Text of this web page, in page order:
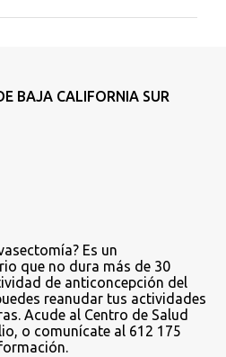
BAJA CALIFORNIA SUR
Es un
que no dura más de 30
de anticoncepción del
reanudar tus actividades
Acude al Centro de Salud
o comunícate al 612 175